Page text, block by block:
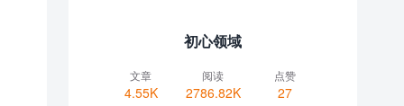
初心领域
文章
4.55K
阅读
2786.82K
点赞
27